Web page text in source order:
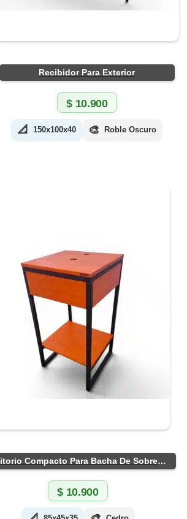
Recibidor Para Exterior
$10.900
📐 150x100x40 🎨 Roble Oscuro
Vanitorio Compacto Para Bacha De Sobreponer
$10.900